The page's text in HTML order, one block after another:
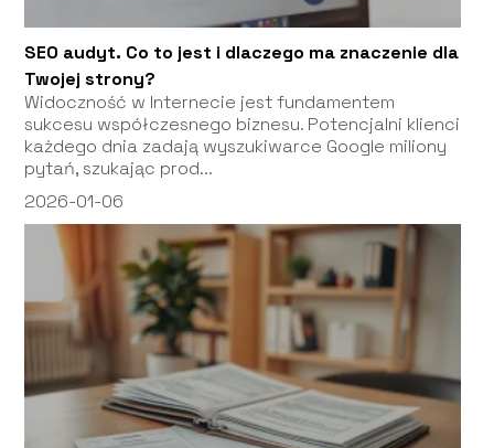
SEO audyt. Co to jest i dlaczego ma znaczenie dla
Twojej strony?
Widoczność w Internecie jest fundamentem
sukcesu współczesnego biznesu. Potencjalni klienci
każdego dnia zadają wyszukiwarce Google miliony
pytań, szukając prod...
2026-01-06